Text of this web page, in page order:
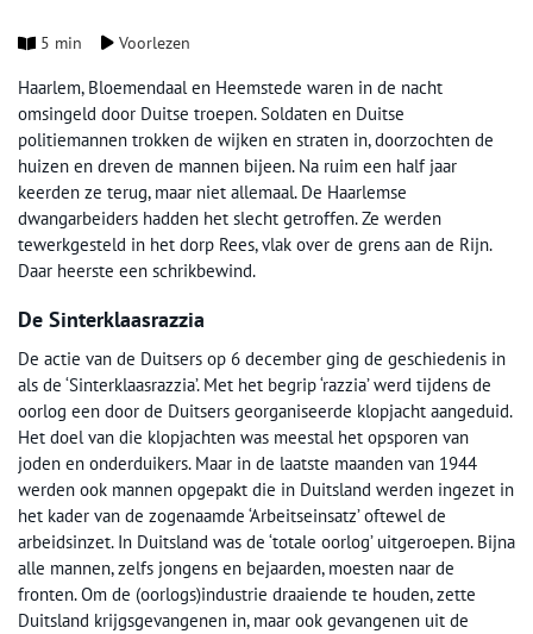
5 min Voorlezen
Haarlem, Bloemendaal en Heemstede waren in de nacht
omsingeld door Duitse troepen. Soldaten en Duitse
politiemannen trokken de wijken en straten in, doorzochten de
huizen en dreven de mannen bijeen. Na ruim een half jaar
keerden ze terug, maar niet allemaal. De Haarlemse
dwangarbeiders hadden het slecht getroffen. Ze werden
tewerkgesteld in het dorp Rees, vlak over de grens aan de Rijn.
Daar heerste een schrikbewind.
De Sinterklaasrazzia
De actie van de Duitsers op 6 december ging de geschiedenis in
als de ‘Sinterklaasrazzia’. Met het begrip ‘razzia’ werd tijdens de
oorlog een door de Duitsers georganiseerde klopjacht aangeduid.
Het doel van die klopjachten was meestal het opsporen van
joden en onderduikers. Maar in de laatste maanden van 1944
werden ook mannen opgepakt die in Duitsland werden ingezet in
het kader van de zogenaamde ‘Arbeitseinsatz’ oftewel de
arbeidsinzet. In Duitsland was de ‘totale oorlog’ uitgeroepen. Bijna
alle mannen, zelfs jongens en bejaarden, moesten naar de
fronten. Om de (oorlogs)industrie draaiende te houden, zette
Duitsland krijgsgevangenen in, maar ook gevangenen uit de